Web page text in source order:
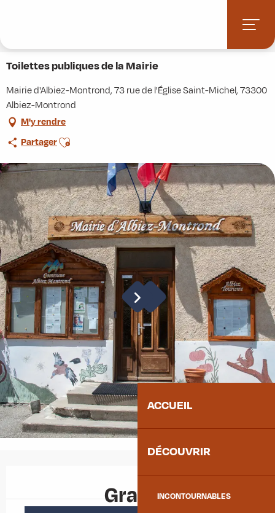
principal
ACCUEIL
DÉCOUVRIR
INCONTOURNABLES
Toilettes publiques de la Mairie
Mairie d'Albiez-Montrond, 73 rue de l'Église Saint-Michel, 73300
Albiez-Montrond
M'y rendre
PartagerAjouter aux favoris
Ouverture et coordonnées
Gratuit